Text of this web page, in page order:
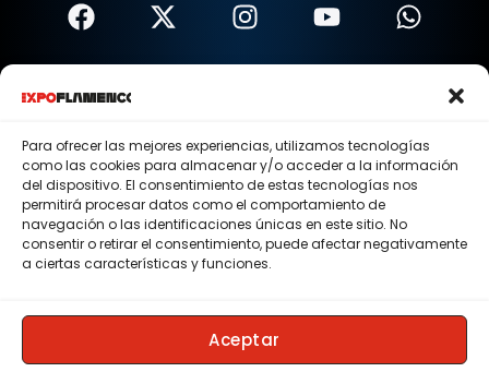
Para ofrecer las mejores experiencias, utilizamos tecnologías
como las cookies para almacenar y/o acceder a la información
del dispositivo. El consentimiento de estas tecnologías nos
permitirá procesar datos como el comportamiento de
navegación o las identificaciones únicas en este sitio. No
consentir o retirar el consentimiento, puede afectar negativamente
a ciertas características y funciones.
Aceptar
Términos Y Condiciones
Política De Privacidad
Política De Cookies
Aviso Legal
© 2015 - 2026 . Todos los derechos reservados.
Contacto